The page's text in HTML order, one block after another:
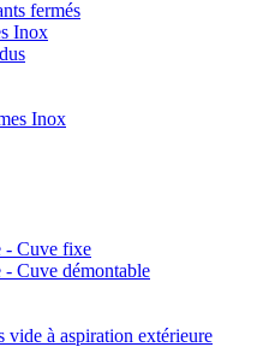
fermés
Inox
Inox
- Cuve fixe
- Cuve démontable
vide à aspiration extérieure